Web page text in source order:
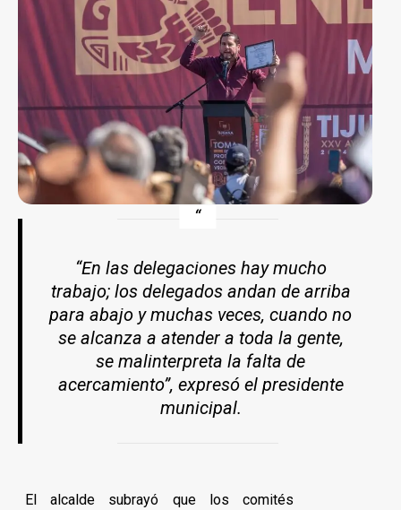
“En las delegaciones hay mucho
trabajo; los delegados andan de arriba
para abajo y muchas veces, cuando no
se alcanza a atender a toda la gente,
se malinterpreta la falta de
acercamiento”, expresó el presidente
municipal.
El alcalde subrayó que los comités